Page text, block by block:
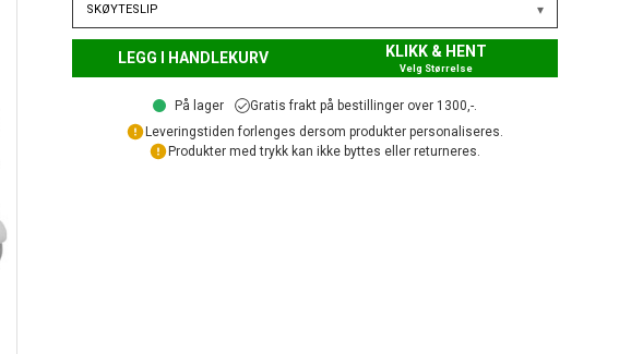
SKØYTESLIP ▾
LEGG I HANDLEKURV KLIKK & HENT
Velg Størrelse
På lager
Gratis frakt på bestillinger over 1300,-.
Leveringstiden forlenges dersom produkter personaliseres.
Produkter med trykk kan ikke byttes eller returneres.